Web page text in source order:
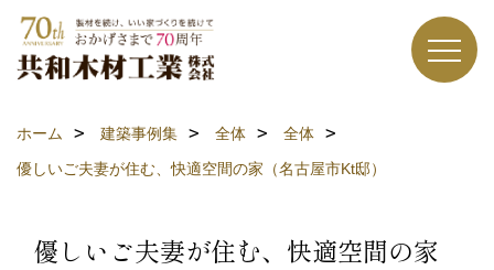
ホーム 建築事例集 全体
全体
優しいご夫妻が住む、快適空間の家（名古屋市Kt邸）
優しいご夫妻が住む、快適空間の家